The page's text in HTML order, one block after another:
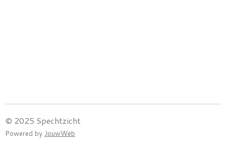
© 2025 Spechtzicht
Powered by JouwWeb